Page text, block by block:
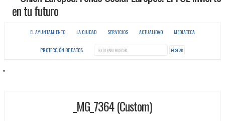
EL AYUNTAMIENTO LA CIUDAD SERVICIOS ACTUALIDAD MEDIATECA
PROTECCIÓN DE DATOS
_MG_7364 (Custom)